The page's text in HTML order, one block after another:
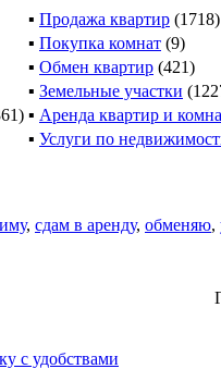
▪ Продажа квартир (1718)
▪ Покупка комнат (9)
▪ Обмен квартир (421)
▪ Земельные участки
▪ Аренда квартир и
▪ Услуги по
, сдам в аренду, обменяю,
с удобствами